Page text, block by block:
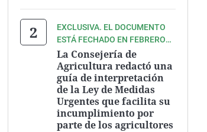
EXCLUSIVA. EL DOCUMENTO
ESTÁ FECHADO EN FEBRERO
DE 2019, JUSTO CUANDO
ENTRARON EN VIGOR LAS
MEDIDAS DE LA CITADA LEY EN
LA DENOMINADA ÁREA I, LA
MÁS CERCANA AL MAR
MENOR.
La Consejería de
Agricultura redactó una
guía de interpretación
de la Ley de Medidas
Urgentes que facilita su
incumplimiento por
parte de los agricultores